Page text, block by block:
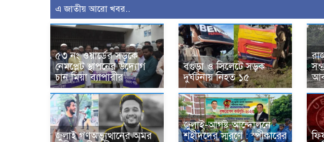
এ জাতীয় আরো খবর..
৫৩ নং ওয়ার্ডের সড়কে
নেমপ্লেট স্থাপনের উদ্যোগ
চান মিয়া ব্যাপারীর
বগুড়া ও সিলেটে সড়ক
দুর্ঘটনায় নিহত ১৫
জুলাই গণঅভ্যুত্থানের অমর
জুলাই-আগষ্ট আন্দোলনে
শহীদদের স্মরণে : স্পীকারের